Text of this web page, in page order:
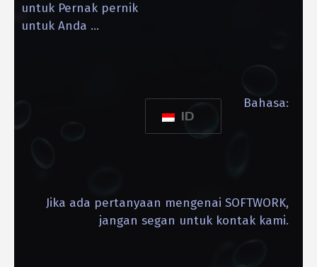
untuk Pernak pernik
untuk Anda …
Bahasa:
ID
Jika ada pertanyaan mengenai SOFTWORK,
jangan segan untuk kontak kami.